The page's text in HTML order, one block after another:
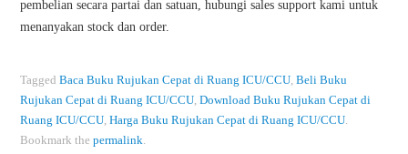
pembelian secara partai dan satuan, hubungi sales support kami untuk
menanyakan stock dan order.
Tagged Baca Buku Rujukan Cepat di Ruang ICU/CCU, Beli Buku
Rujukan Cepat di Ruang ICU/CCU, Download Buku Rujukan Cepat di
Ruang ICU/CCU, Harga Buku Rujukan Cepat di Ruang ICU/CCU.
Bookmark the permalink.